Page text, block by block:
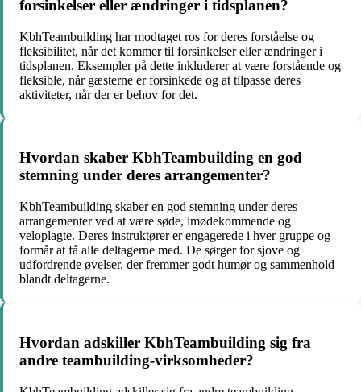
forsinkelser eller ændringer i tidsplanen?
KbhTeambuilding har modtaget ros for deres forståelse og
fleksibilitet, når det kommer til forsinkelser eller ændringer i
tidsplanen. Eksempler på dette inkluderer at være forstående og
fleksible, når gæsterne er forsinkede og at tilpasse deres
aktiviteter, når der er behov for det.
Hvordan skaber KbhTeambuilding en god
stemning under deres arrangementer?
KbhTeambuilding skaber en god stemning under deres
arrangementer ved at være søde, imødekommende og
veloplagte. Deres instruktører er engagerede i hver gruppe og
formår at få alle deltagerne med. De sørger for sjove og
udfordrende øvelser, der fremmer godt humør og sammenhold
blandt deltagerne.
Hvordan adskiller KbhTeambuilding sig fra
andre teambuilding-virksomheder?